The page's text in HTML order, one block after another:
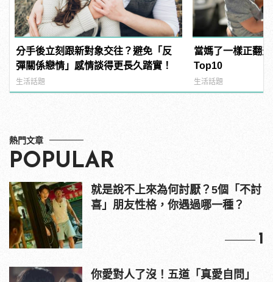
分手後立刻跟新對象交往？避免「反
彈關係戀情」感情談得更長久踏實！
生活話題
當媽了一樣正翻
Top10
生活話題
熱門文章
POPULAR
就是說不上來為何討厭？5個「不討
喜」朋友性格，你遇過哪一種？
1
你愛對人了沒！五道「真愛自問」